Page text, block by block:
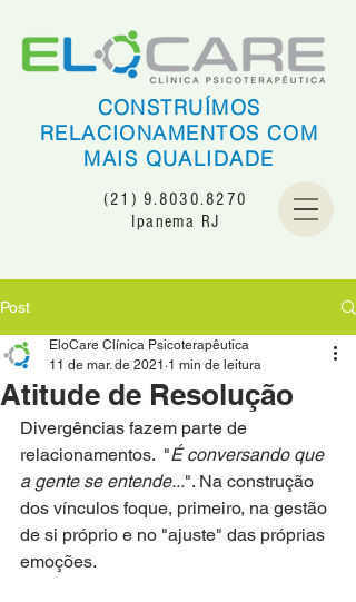
(21) 9.8030.8270
Ipanema RJ
CONSTRUÍMOS
RELACIONAMENTOS COM
MAIS QUALIDADE
Post
Atitude de Resolução
EloCare Clínica Psicoterapêutica
11 de mar. de 2021 1 min de leitura
Divergências fazem parte de
relacionamentos.  "É conversando que
a gente se entende...". Na construção
dos vínculos foque, primeiro, na gestão
de si próprio e no "ajuste" das próprias
emoções.